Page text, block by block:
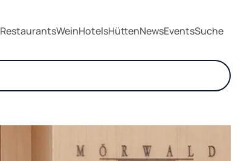
RestaurantsWeinHotelsHüttenNewsEventsSuche